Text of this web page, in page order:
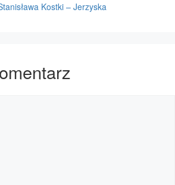
Kostki – Jerzyska